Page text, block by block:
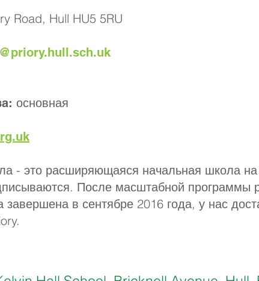
Road, Hull HU5 5RU
основная
- это расширяющаяся начальная школа
После масштабной программы
завершена в сентябре 2016 года, у нас